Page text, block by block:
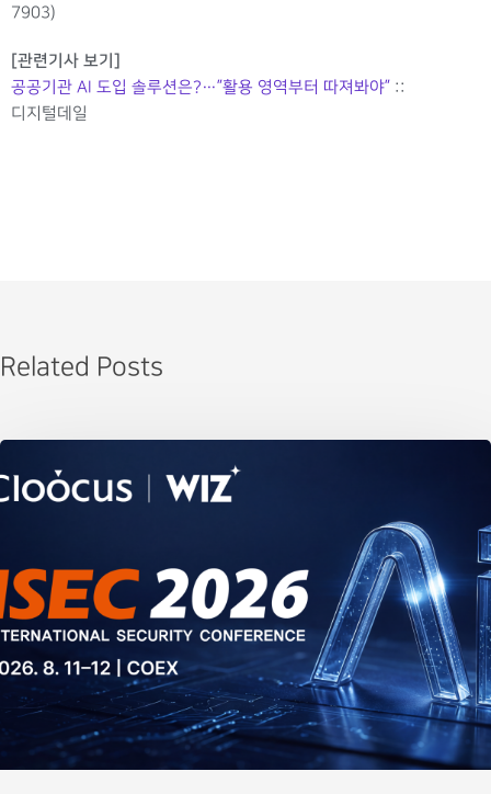
7903)
[관련기사 보기]
공공기관 AI 도입 솔루션은?…”활용 영역부터 따져봐야” ::
디지털데일
Related Posts